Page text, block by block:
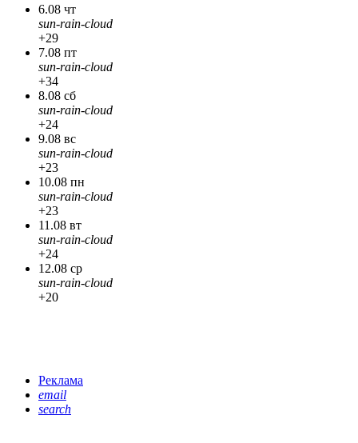
6.08 чт
sun-rain-cloud
+29
7.08 пт
sun-rain-cloud
+34
8.08 сб
sun-rain-cloud
+24
9.08 вс
sun-rain-cloud
+23
10.08 пн
sun-rain-cloud
+23
11.08 вт
sun-rain-cloud
+24
12.08 ср
sun-rain-cloud
+20
Реклама
email
search